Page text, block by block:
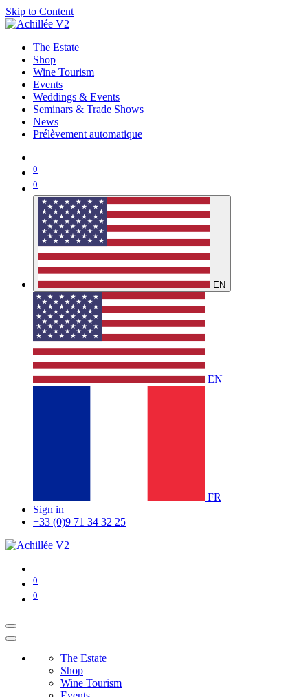
Skip to Content
The Estate
Shop
Wine Tourism
Events
Weddings & Events
Seminars & Trade Shows
News
Prélèvement automatique
0
0
EN
EN
FR
Sign in
+33 (0)9 71 34 32 25
0
0
The Estate
Shop
Wine Tourism